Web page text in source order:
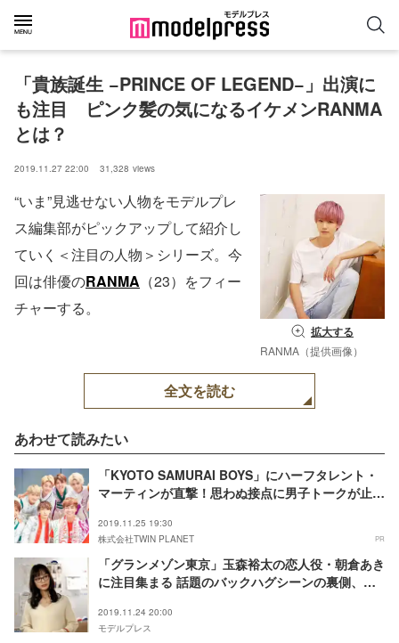
「貴族誕生 −PRINCE OF LEGEND−」出演に
も注目　ピンク髪の気になるイケメンRANMA
とは？
2019.11.27 22:00 31,328 views
拡大する
RANMA（提供画像）
“いま”見逃せない人物をモデルプレ
ス編集部がピックアップして紹介し
ていく＜注目の人物＞シリーズ。今
回は俳優のRANMA （23）をフィー
チャーする。
全文を読む
あわせて読みたい
「KYOTO SAMURAI BOYS」にハーフタレント・
マーティンが直撃！思わぬ接点に男子トークが止ま
2019.11.25 19:30
株式会社TWIN PLANET
PR
「グランメゾン東京」玉森裕太の恋人役・朝倉あき
に注目集まる 話題のバックハグシーンの裏側、本
2019.11.24 20:00
モデルプレス